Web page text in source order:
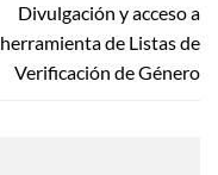
Divulgación y acceso a
herramienta de Listas de
Verificación de Género